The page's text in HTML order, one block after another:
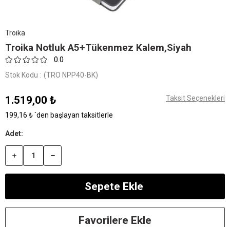
Troika
Troika Notluk A5+Tükenmez Kalem,Siyah
0.0
Stok Kodu (TRO NPP40-BK)
1.519,00 ₺ Taksit Seçenekleri
199,16 ₺`den başlayan taksitlerle
Favorilere Ekle